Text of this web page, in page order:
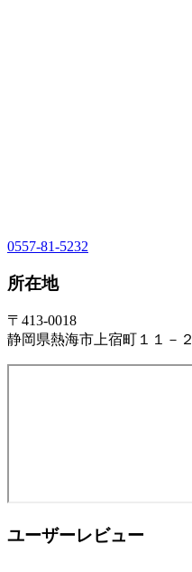
0557-81-5232
所在地
〒413-0018
静岡県熱海市上宿町１１－２
ユーザーレビュー